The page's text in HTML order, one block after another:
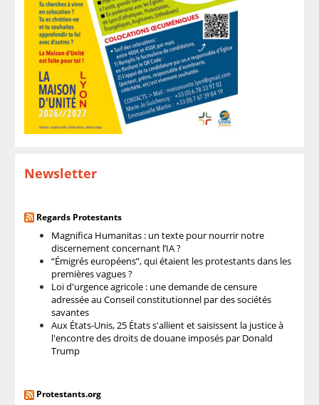
Newsletter
Regards Protestants
Magnifica Humanitas : un texte pour nourrir notre
discernement concernant l’IA ?
“Émigrés européens”, qui étaient les protestants dans les
premières vagues ?
Loi d'urgence agricole : une demande de censure
adressée au Conseil constitutionnel par des sociétés
savantes
Aux États-Unis, 25 États s'allient et saisissent la justice à
l'encontre des droits de douane imposés par Donald
Trump
Protestants.org